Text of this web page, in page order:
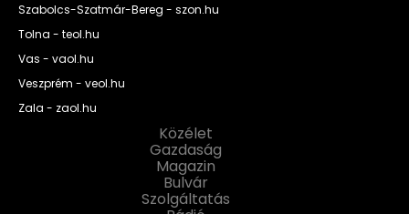
Szabolcs-Szatmár-Bereg - szon.hu
Tolna - teol.hu
Vas - vaol.hu
Veszprém - veol.hu
Zala - zaol.hu
Közélet
Gazdaság
Magazin
Bulvár
Szolgáltatás